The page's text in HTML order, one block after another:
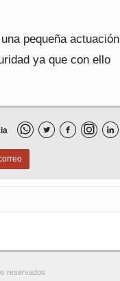
pequeña actuación
ya que con ello
  
reservados